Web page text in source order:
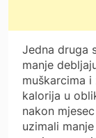
Jedna druga
manje
muškarcima
kalorija u
nakon
uzimali